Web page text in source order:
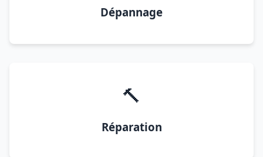
Dépannage
🔨
Réparation